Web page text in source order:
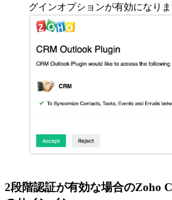
グインオプションが有効になりま
2段階認証が有効な場合のZoho